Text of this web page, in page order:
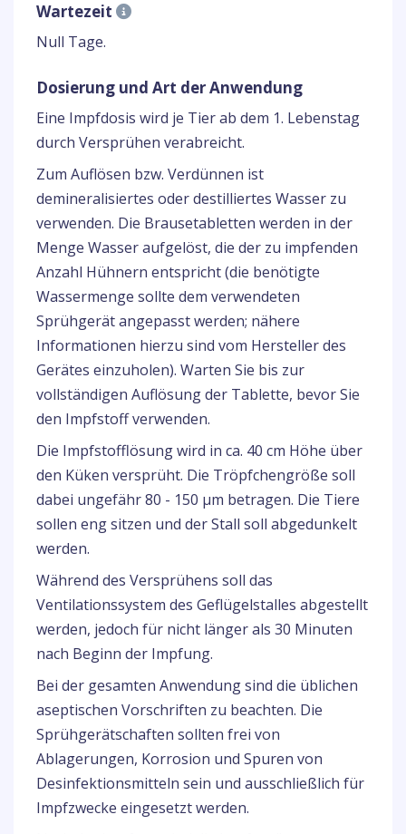
Wartezeit
Null Tage.
Dosierung und Art der Anwendung
Eine Impfdosis wird je Tier ab dem 1. Lebenstag
durch Versprühen verabreicht.
Zum Auflösen bzw. Verdünnen ist
demineralisiertes oder destilliertes Wasser zu
verwenden. Die Brausetabletten werden in der
Menge Wasser aufgelöst, die der zu impfenden
Anzahl Hühnern entspricht (die benötigte
Wassermenge sollte dem verwendeten
Sprühgerät angepasst werden; nähere
Informationen hierzu sind vom Hersteller des
Gerätes einzuholen). Warten Sie bis zur
vollständigen Auflösung der Tablette, bevor Sie
den Impfstoff verwenden.
Die Impfstofflösung wird in ca. 40 cm Höhe über
den Küken versprüht. Die Tröpfchengröße soll
dabei ungefähr 80 - 150 µm betragen. Die Tiere
sollen eng sitzen und der Stall soll abgedunkelt
werden.
Während des Versprühens soll das
Ventilationssystem des Geflügelstalles abgestellt
werden, jedoch für nicht länger als 30 Minuten
nach Beginn der Impfung.
Bei der gesamten Anwendung sind die üblichen
aseptischen Vorschriften zu beachten. Die
Sprühgerätschaften sollten frei von
Ablagerungen, Korrosion und Spuren von
Desinfektionsmitteln sein und ausschließlich für
Impfzwecke eingesetzt werden.